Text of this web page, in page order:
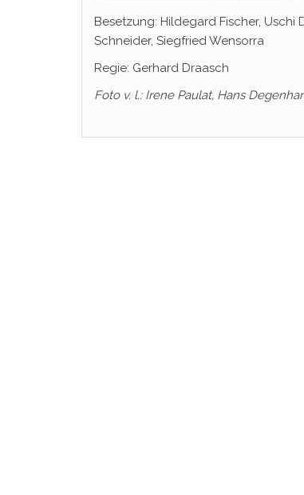
Besetzung: Hildegard Fischer, Uschi
Schneider, Siegfried Wensorra
Regie: Gerhard Draasch
Foto v. l.: Irene Paulat, Hans